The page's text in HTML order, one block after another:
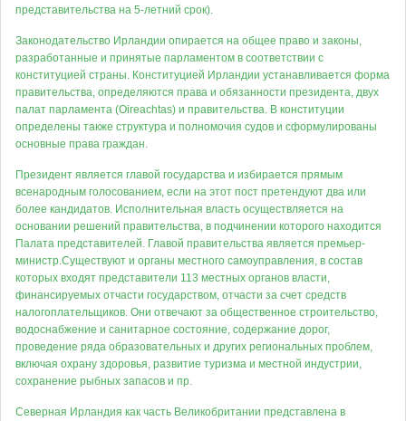
представительства на 5-летний срок).
Законодательство Ирландии опирается на общее право и законы,
разработанные и принятые парламентом в соответствии с
конституцией страны. Конституцией Ирландии устанавливается форма
правительства, определяются права и обязанности президента, двух
палат парламента (Oireachtas) и правительства. В конституции
определены также структура и полномочия судов и сформулированы
основные права граждан.
Президент является главой государства и избирается прямым
всенародным голосованием, если на этот пост претендуют два или
более кандидатов. Исполнительная власть осуществляется на
основании решений правительства, в подчинении которого находится
Палата представителей. Главой правительства является премьер-
министр.Существуют и органы местного самоуправления, в состав
которых входят представители 113 местных органов власти,
финансируемых отчасти государством, отчасти за счет средств
налогоплательщиков. Они отвечают за общественное строительство,
водоснабжение и санитарное состояние, содержание дорог,
проведение ряда образовательных и других региональных проблем,
включая охрану здоровья, развитие туризма и местной индустрии,
сохранение рыбных запасов и пр.
Северная Ирландия как часть Великобритании представлена в